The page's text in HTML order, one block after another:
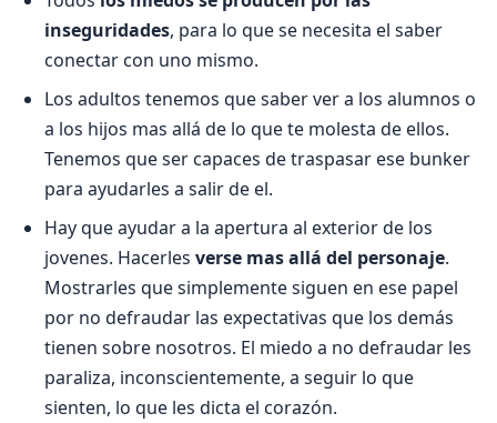
inseguridades, para lo que se necesita el saber
conectar con uno mismo.
Los adultos tenemos que saber ver a los alumnos o
a los hijos mas allá de lo que te molesta de ellos.
Tenemos que ser capaces de traspasar ese bunker
para ayudarles a salir de el.
Hay que ayudar a la apertura al exterior de los
jovenes. Hacerles verse mas allá del personaje.
Mostrarles que simplemente siguen en ese papel
por no defraudar las expectativas que los demás
tienen sobre nosotros. El miedo a no defraudar les
paraliza, inconscientemente, a seguir lo que
sienten, lo que les dicta el corazón.